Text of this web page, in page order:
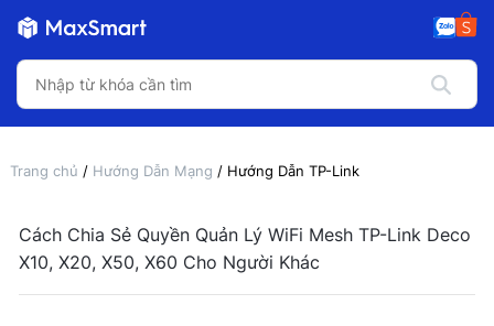
Trang chủ / Hướng Dẫn Mạng / Hướng Dẫn TP-Link
Cách Chia Sẻ Quyền Quản Lý WiFi Mesh TP-Link Deco
X10, X20, X50, X60 Cho Người Khác